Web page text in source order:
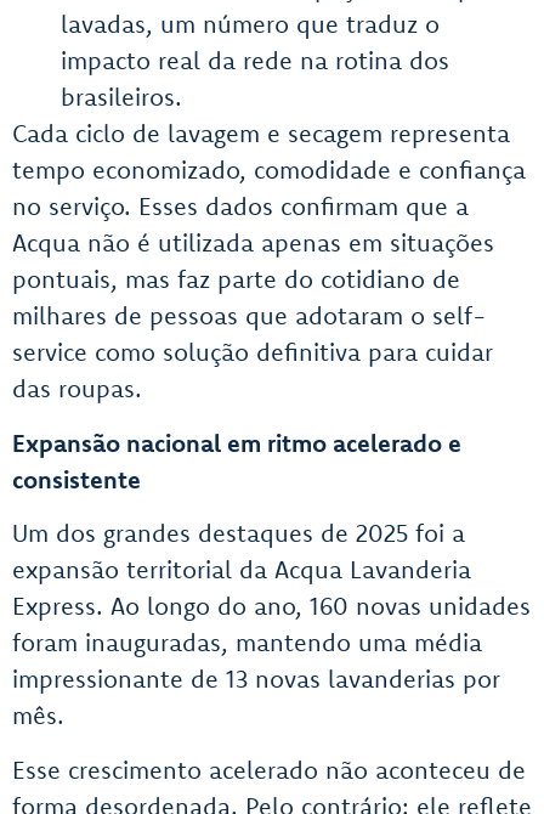
lavadas, um número que traduz o
impacto real da rede na rotina dos
brasileiros.
Cada ciclo de lavagem e secagem representa
tempo economizado, comodidade e confiança
no serviço. Esses dados confirmam que a
Acqua não é utilizada apenas em situações
pontuais, mas faz parte do cotidiano de
milhares de pessoas que adotaram o self-
service como solução definitiva para cuidar
das roupas.
Expansão nacional em ritmo acelerado e
consistente
Um dos grandes destaques de 2025 foi a
expansão territorial da Acqua Lavanderia
Express. Ao longo do ano, 160 novas unidades
foram inauguradas, mantendo uma média
impressionante de 13 novas lavanderias por
mês.
Esse crescimento acelerado não aconteceu de
forma desordenada. Pelo contrário: ele reflete